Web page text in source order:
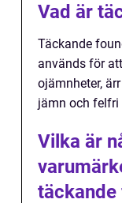
Vad är
Täckande
används för
ojämnheter,
jämn och felfri
Vilka är
täckande